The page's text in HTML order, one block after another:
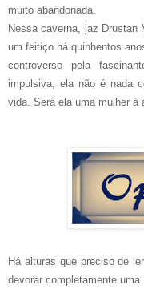
muito abandonada.
Nessa caverna, jaz Drustan
um feitiço há quinhentos
controverso pela
impulsiva, ela não é nada
vida. Será ela uma mulher à
Há alturas que preciso de
devorar completamente